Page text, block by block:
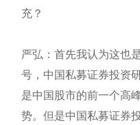
充？
严弘：首先我认为这也
号，中国私募证券投资
是中国股市的前一个高
势。但是中国私募证券